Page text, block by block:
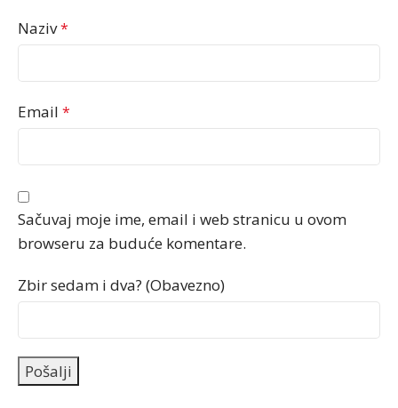
Naziv*
Email *
Sačuvaj moje ime, email i web stranicu u ovom
browseru za buduće komentare.
Zbir sedam i dva? (Obavezno)